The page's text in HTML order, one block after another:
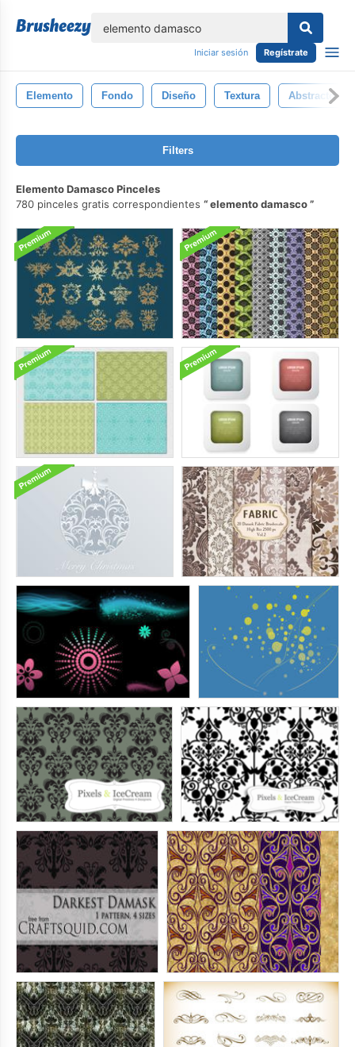
Iniciar sesión Regístrate
Elemento Fondo Diseño Textura Abstracto
Filters
Elemento Damasco Pinceles
780 pinceles gratis correspondientes
elemento damasco